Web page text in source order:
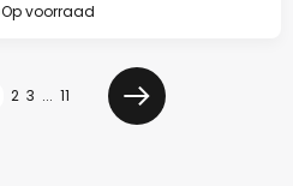
Op voorraad
2 3 ... 11
Volgende